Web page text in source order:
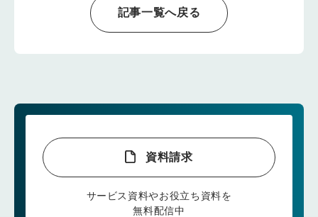
記事一覧へ戻る夜明け」で特集され
資料請求
サービス資料やお役立ち資料を
無料配信中